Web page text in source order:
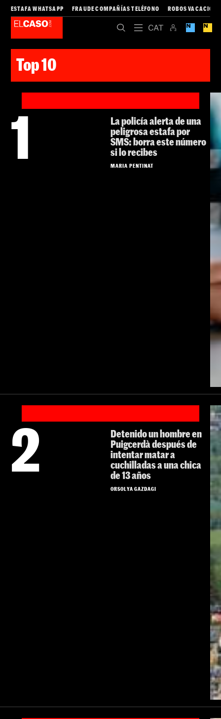
ESTAFA WHATSAPP FRAUDE COMPAÑÍAS TELÉFONO ROBOS
Top 10
1
La policía alerta de una
peligrosa estafa por
SMS: borra este número
si lo recibes
MARIA PENTINAT
2
Detenido un hombre en
Puigcerdà después de
intentar matar a
cuchilladas a una chica
de 13 años
ORSOLYA GAZDAGI